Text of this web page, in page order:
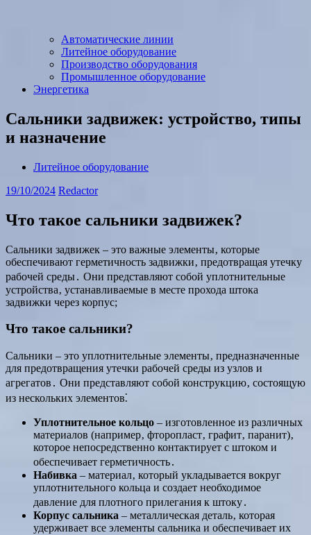
Автоматические линии
Литейное оборудование
Производство оборудования
Промышленное оборудование
Энергетика
Сальники задвижек: устройство, типы
и назначение
Литейное оборудование
19/10/2024 Redactor
Что такое сальники задвижек?
Сальники задвижек – это важные элементы‚ которые
обеспечивают герметичность задвижки‚ предотвращая утечку
рабочей среды․ Они представляют собой уплотнительные
устройства‚ устанавливаемые в месте прохода штока
задвижки через корпус;
Что такое сальники?
Сальники – это уплотнительные элементы‚ предназначенные
для предотвращения утечки рабочей среды из узлов и
агрегатов․ Они представляют собой конструкцию‚ состоящую
из нескольких элементов⁚
Уплотнительное кольцо – изготовленное из различных
материалов (например‚ фторопласт‚ графит‚ паранит)‚
которое непосредственно контактирует с штоком и
обеспечивает герметичность․
Набивка – материал‚ который укладывается вокруг
уплотнительного кольца и создает необходимое
давление для плотного прилегания к штоку․
Корпус сальника – металлическая деталь‚ которая
удерживает все элементы сальника и обеспечивает их